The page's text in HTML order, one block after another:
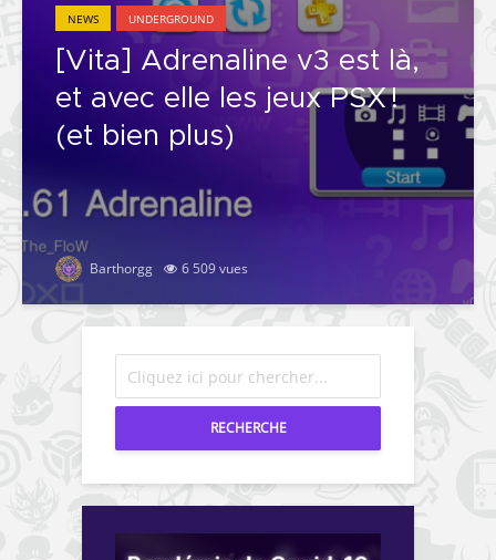
NEWS UNDERGROUND
[Vita] Adrenaline v3 est là,
et avec elle les jeux PSX !
(et bien plus)
Barthorgg 6 509 vues
RECHERCHE